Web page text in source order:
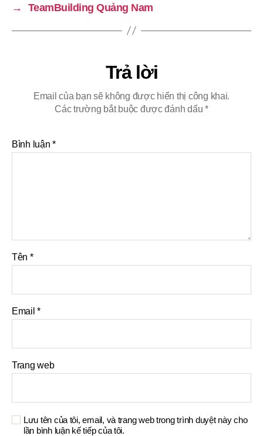
→
TeamBuilding Quảng Nam
Trả lời
Email của bạn sẽ không được hiển thị công khai.
Các trường bắt buộc được đánh dấu*
Bình luận*
Tên *
Email*
Trang web
Lưu tên của tôi, email, và trang web trong trình duyệt này cho
lần bình luận kế tiếp của tôi.